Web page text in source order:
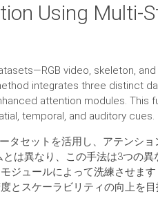
Using Multi-
video, skeleton,
integrates three distinct
attention modules. This
temporal, and auditory cues.
タセットを活用し、アテンショ
は異なり、この手法は3つの異
ジュールによって洗練させま
スケーラビリティの向上を目